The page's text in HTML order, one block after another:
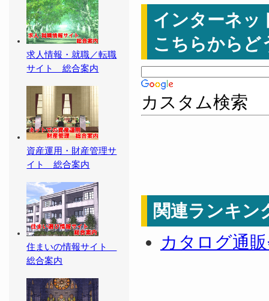
インターネッ
こちらからど
カスタム検索
関連ランキン
カタログ通
求人情報・就職／転職
サイト 総合案内
資産運用・財産管理サ
イト 総合案内
住まいの情報サイト
総合案内